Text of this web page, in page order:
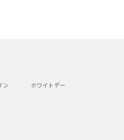
ン ホワイトデー